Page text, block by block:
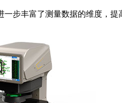
步丰富了测量数据的维度，提